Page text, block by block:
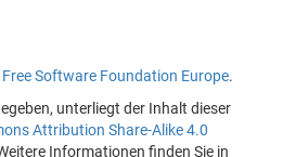
Free Software Foundation Europe.
unterliegt der Inhalt dieser
Attribution Share-Alike 4.0
Informationen finden Sie in